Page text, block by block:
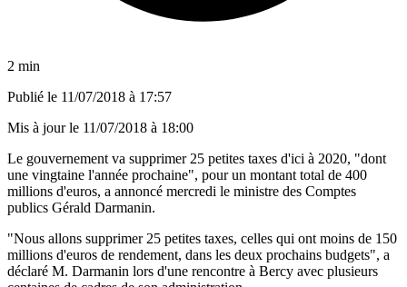
2 min
Publié le 11/07/2018 à 17:57
Mis à jour le 11/07/2018 à 18:00
Le gouvernement va supprimer 25 petites taxes d'ici à 2020, "dont
une vingtaine l'année prochaine", pour un montant total de 400
millions d'euros, a annoncé mercredi le ministre des Comptes
publics Gérald Darmanin.
"Nous allons supprimer 25 petites taxes, celles qui ont moins de 150
millions d'euros de rendement, dans les deux prochains budgets", a
déclaré M. Darmanin lors d'une rencontre à Bercy avec plusieurs